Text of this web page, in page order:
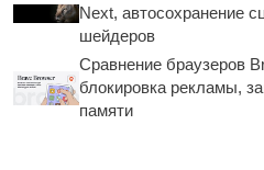
Next, автосохранение
шейдеров
Сравнение браузеров
блокировка рекламы,
памяти